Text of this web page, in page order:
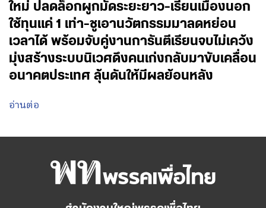
ใหม่ ปลดล็อกผูกมัดระยะยาว-เรียนเมืองนอก
ใช้ทุนแค่ 1 เท่า-ชูเอานวัตกรรมมาลดหย่อน
เวลาได้ พร้อมจับคู่งานการันตีเรียนจบไม่เคว้ง
มุ่งสร้างระบบนิเวศดึงคนเก่งกลับมาขับเคลื่อน
อนาคตประเทศ ลุ้นดันให้มีผลย้อนหลัง
อ่านต่อ